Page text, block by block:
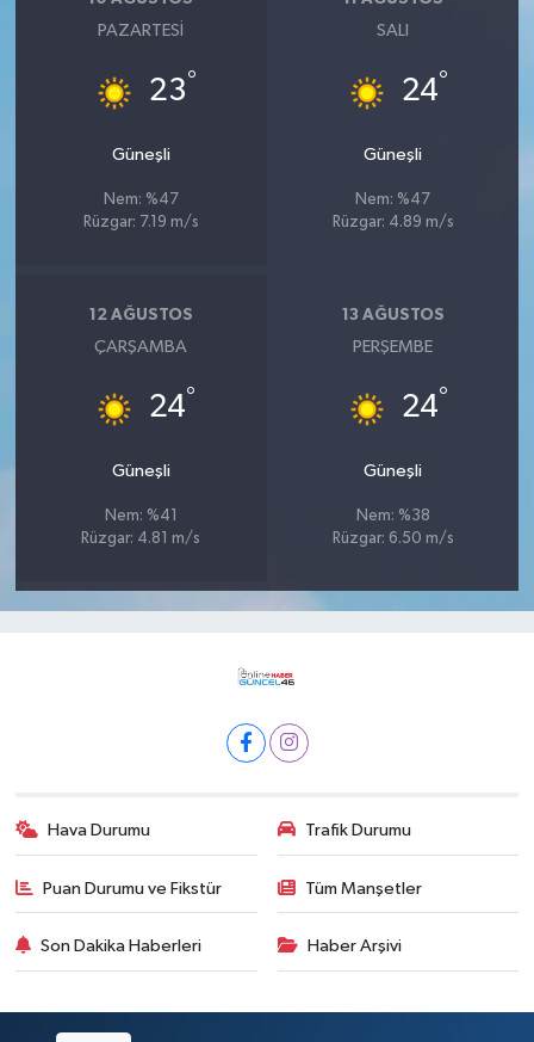
PAZARTESI
23°
Güneşli
Nem: %47
Rüzgar: 7.19 m/s
SALI
24°
Güneşli
Nem: %47
Rüzgar: 4.89 m/s
12 AĞUSTOS
ÇARŞAMBA
24°
Güneşli
Nem: %41
Rüzgar: 4.81 m/s
13 AĞUSTOS
PERŞEMBE
24°
Güneşli
Nem: %38
Rüzgar: 6.50 m/s
Hava Durumu Trafik Durumu
Puan Durumu ve Fikstür Tüm Manşetler
Son Dakika Haberleri Haber Arşivi